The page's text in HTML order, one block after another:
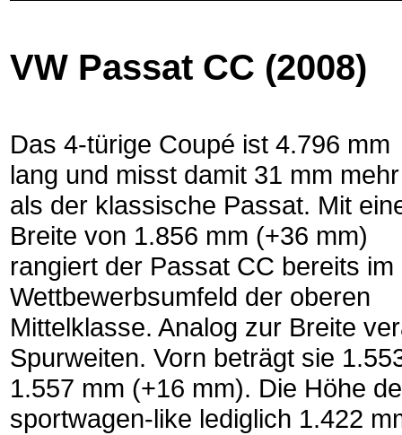
VW Passat CC (2008)
Das 4-türige Coupé ist 4.796 mm
lang und misst damit 31 mm mehr
als der klassische Passat. Mit
Breite von 1.856 mm (+36 mm)
rangiert der Passat CC bereits im
Wettbewerbsumfeld der oberen
Mittelklasse. Analog zur Breite
Spurweiten. Vorn beträgt sie
1.557 mm (+16 mm). Die Höhe
sportwagen-like lediglich 1.422